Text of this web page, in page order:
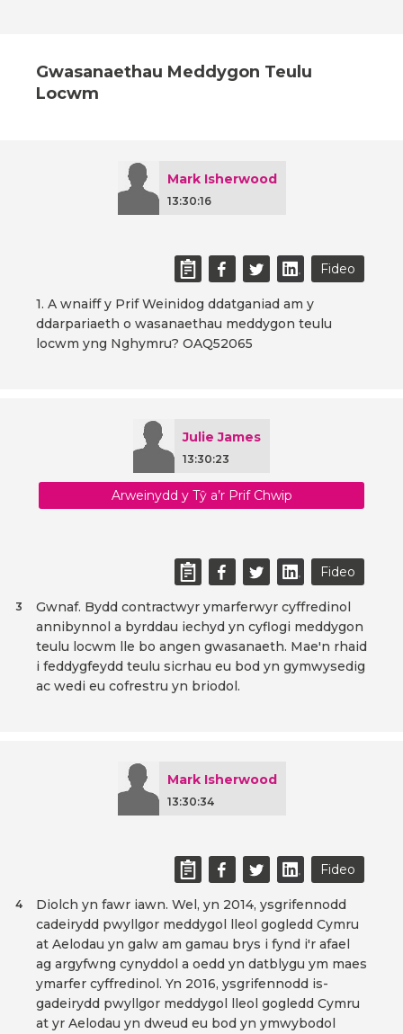
Gwasanaethau Meddygon Teulu
Locwm
Mark Isherwood
13:30:16
Fideo
1. A wnaiff y Prif Weinidog ddatganiad am y
ddarpariaeth o wasanaethau meddygon teulu
locwm yng Nghymru? OAQ52065
Julie James
13:30:23
Arweinydd y Tŷ a’r Prif Chwip
Fideo
Gwnaf. Bydd contractwyr ymarferwyr cyffredinol
annibynnol a byrddau iechyd yn cyflogi meddygon
teulu locwm lle bo angen gwasanaeth. Mae'n rhaid
i feddygfeydd teulu sicrhau eu bod yn gymwysedig
ac wedi eu cofrestru yn briodol.
3
Mark Isherwood
13:30:34
Fideo
Diolch yn fawr iawn. Wel, yn 2014, ysgrifennodd
cadeirydd pwyllgor meddygol lleol gogledd Cymru
at Aelodau yn galw am gamau brys i fynd i'r afael
ag argyfwng cynyddol a oedd yn datblygu ym maes
ymarfer cyffredinol. Yn 2016, ysgrifennodd is-
gadeirydd pwyllgor meddygol lleol gogledd Cymru
at yr Aelodau yn dweud eu bod yn ymwybodol
4